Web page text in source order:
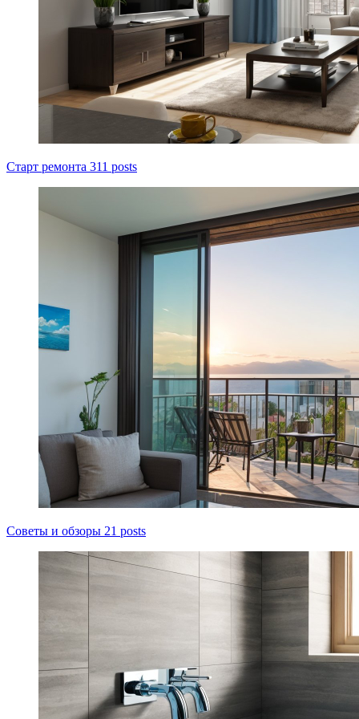
Старт ремонта 311 posts
Советы и обзоры 21 posts